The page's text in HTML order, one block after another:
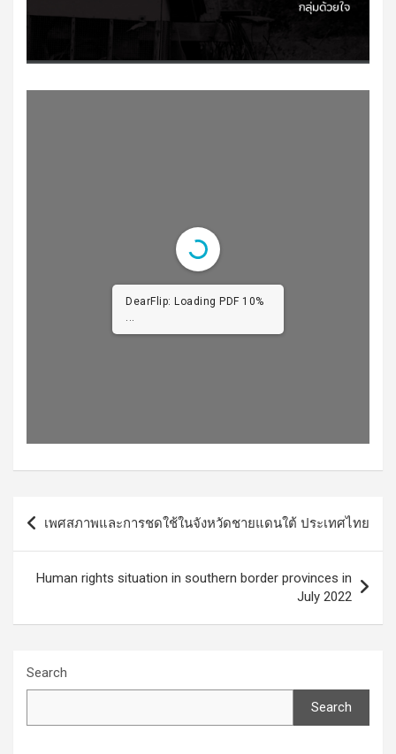
DearFlip: Loading PDF 20%
...
Post
navigation
เพศสภาพและการชดใช้ในจังหวัดชายแดนใต้ ประเทศไทย
Human rights situation in southern border provinces in
July 2022
Search
Search